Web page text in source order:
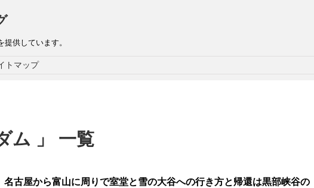
供しています。
トマップ
ム 」 一覧
名古屋から富山に周りで室堂と雪の大谷への行き方と帰還は黒部峡谷の